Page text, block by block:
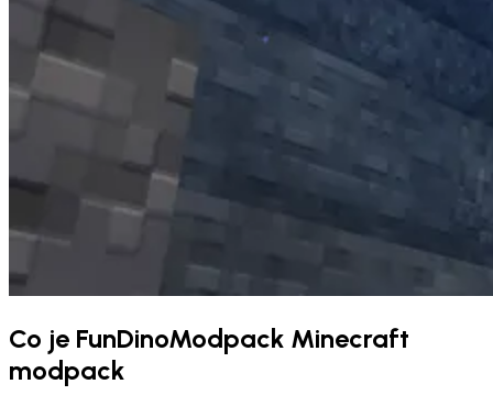
Co je FunDinoModpack Minecraft
modpack